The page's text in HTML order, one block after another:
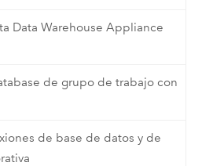
Data Warehouse Appliance
de grupo de trabajo con
de base de datos y de